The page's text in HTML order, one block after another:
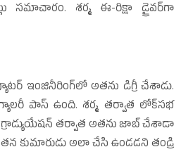
సమాచారం. శర్మ ఈ-రిక్షా డ్రైవర్‌గా
ఇంజినీరింగ్‌లో అతను డిగ్రీ చేశాడు.
గ్యాలరీ పాస్‌ ఉంది. శర్మ తర్వాత లోక్‌సభ
తర్వాత అతను జాబ్‌ చేశాడా
కుమారుడు అలా చేసి ఉండడని తండ్రి